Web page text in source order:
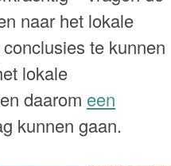
naar het lokale
te kunnen
lokale
daarom een
kunnen gaan.